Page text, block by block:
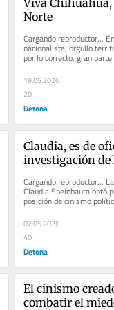
Norte
Cargando reproductor...
nacionalista, orgullo
por lo correcto, gran
19.05.2026
20
Detona
Claudia, es de
investigación de
Cargando reproductor...
Claudia Sheinbaum optó
posición de cinismo
seguir...
02.05.2026
40
Detona
El cinismo
combatir el